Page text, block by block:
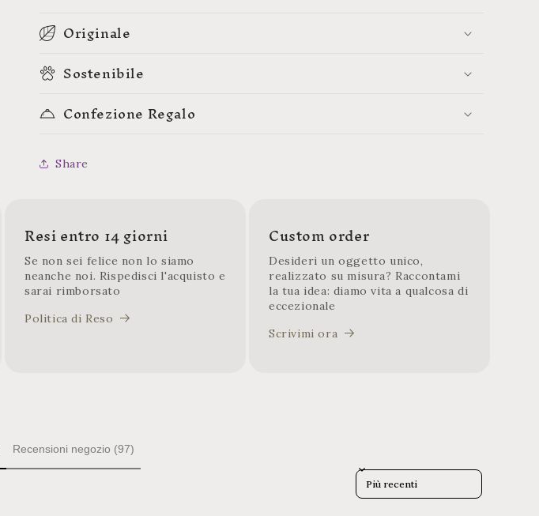
Originale
Sostenibile
Confezione Regalo
Share
Resi entro 14 giorni
Se non sei felice non lo siamo
neanche noi. Rispedisci l'acquisto e
sarai rimborsato
Politica di Reso
Custom order
Desideri un oggetto unico,
realizzato su misura? Raccontami
la tua idea: diamo vita a qualcosa di
eccezionale
Scrivimi ora
Recensioni negozio (97)
Sort reviews by